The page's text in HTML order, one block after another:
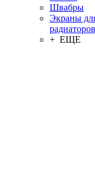
Швабры
Экраны
радиаторов
+ ЕЩЕ